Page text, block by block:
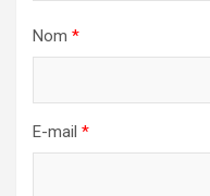
Nom *
E-mail *